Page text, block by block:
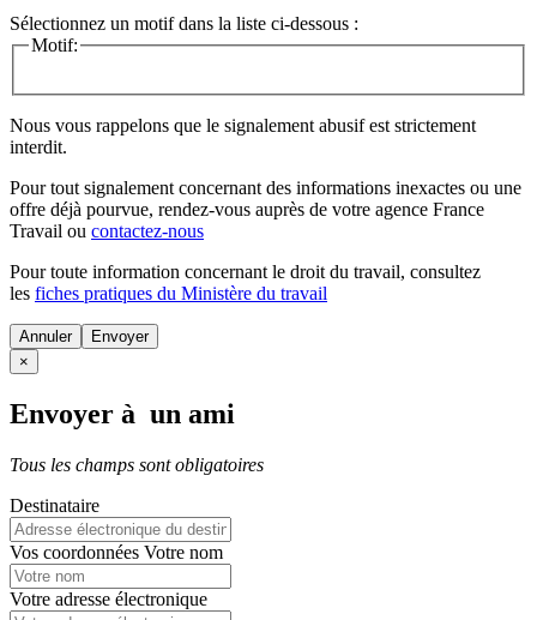
Sélectionnez un motif dans la liste ci-dessous :
Motif:
Nous vous rappelons que le signalement abusif est strictement
interdit.
Pour tout signalement concernant des informations inexactes ou une
offre déjà pourvue, rendez-vous auprès de votre agence France
Travail ou contactez-nous
Pour toute information concernant le droit du travail, consultez
les fiches pratiques du Ministère du travail
Annuler
×
Envoyer à un ami
Tous les champs sont obligatoires
Destinataire
Vos coordonnées Votre nom
Votre adresse électronique